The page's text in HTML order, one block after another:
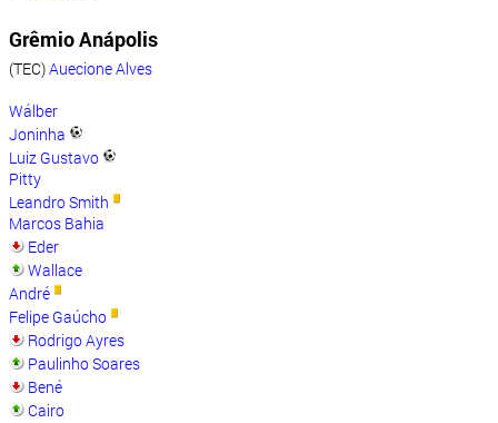
Grêmio Anápolis
(TEC)Auecione Alves
Wálber
Joninha
Luiz Gustavo
Pitty
Leandro Smith
Marcos Bahia
Eder
Wallace
André
Felipe Gaúcho
Rodrigo Ayres
Paulinho Soares
Bené
Cairo